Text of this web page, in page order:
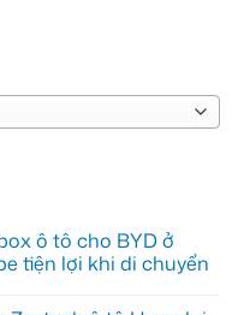
ô tô cho BYD ở
tiện lợi khi di chuyển